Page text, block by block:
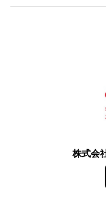
株式会